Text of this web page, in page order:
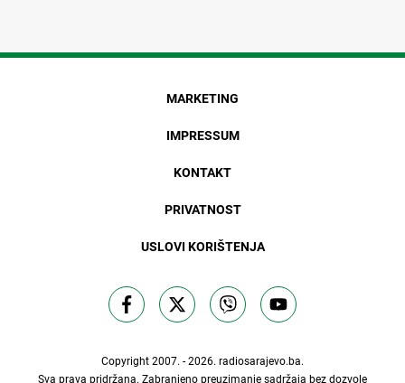
MARKETING
IMPRESSUM
KONTAKT
PRIVATNOST
USLOVI KORIŠTENJA
Copyright 2007. - 2026. radiosarajevo.ba.
Sva prava pridržana. Zabranjeno preuzimanje sadržaja bez dozvole